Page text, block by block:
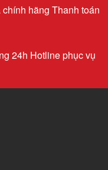
hãng Thanh toán
24h Hotline phục vụ